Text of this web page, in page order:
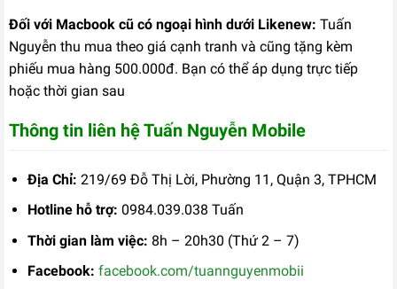
Đối với Macbook cũ có ngoại hình dưới Likenew: Tuấn
Nguyễn thu mua theo giá cạnh tranh và cũng tặng kèm
phiếu mua hàng 500.000đ. Bạn có thể áp dụng trực tiếp
hoặc thời gian sau
Thông tin liên hệ Tuấn Nguyễn Mobile
Địa Chỉ: 219/69 Đỗ Thị Lời, Phường 11, Quận 3, TPHCM
Hotline hỗ trợ: 0984.039.038 Tuấn
Thời gian làm việc: 8h – 20h30 (Thứ 2 – 7)
Facebook: facebook.com/tuannguyenmobii